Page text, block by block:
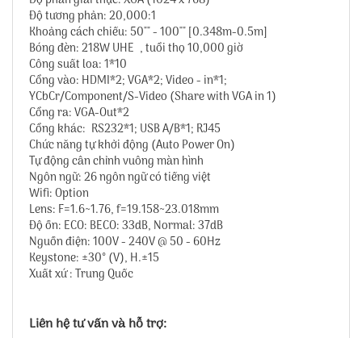
Độ tương phản: 20,000:1
Khoảng cách chiếu: 50"" - 100"" [0.348m-0.5m]
Bóng đèn: 218W UHE , tuổi thọ 10,000 giờ
Công suất loa: 1*10
Cổng vào: HDMI*2; VGA*2; Video - in*1;
YCbCr/Component/S-Video (Share with VGA in 1)
Cổng ra: VGA-Out*2
Cổng khác: RS232*1; USB A/B*1; RJ45
Chức năng tự khởi động (Auto Power On)
Tự động cân chỉnh vuông màn hình
Ngôn ngữ: 26 ngôn ngữ có tiếng việt
Wifi: Option
Lens: F=1.6~1.76, f=19.158~23.018mm
Độ ồn: ECO: BECO: 33dB, Normal: 37dB
Nguồn điện: 100V - 240V @ 50 - 60Hz
Keystone: ±30° (V), H.±15
Xuất xứ : Trung Quốc
Liên hệ tư vấn và hỗ trợ: